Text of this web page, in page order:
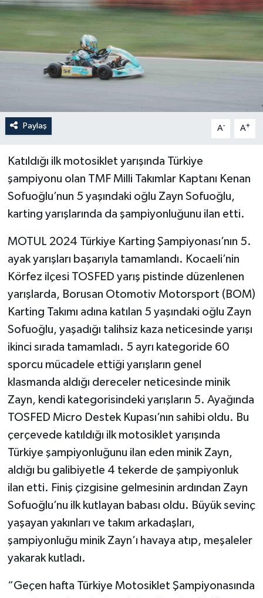
Paylaş A- A+
Katıldığı ilk motosiklet yarışında Türkiye
şampiyonu olan TMF Milli Takımlar Kaptanı Kenan
Sofuoğlu’nun 5 yaşındaki oğlu Zayn Sofuoğlu,
karting yarışlarında da şampiyonluğunu ilan etti.
MOTUL 2024 Türkiye Karting Şampiyonası’nın 5.
ayak yarışları başarıyla tamamlandı. Kocaeli’nin
Körfez ilçesi TOSFED yarış pistinde düzenlenen
yarışlarda, Borusan Otomotiv Motorsport (BOM)
Karting Takımı adına katılan 5 yaşındaki oğlu Zayn
Sofuoğlu, yaşadığı talihsiz kaza neticesinde yarışı
ikinci sırada tamamladı. 5 ayrı kategoride 60
sporcu mücadele ettiği yarışların genel
klasmanda aldığı dereceler neticesinde minik
Zayn, kendi kategorisindeki yarışların 5. Ayağında
TOSFED Micro Destek Kupası’nın sahibi oldu. Bu
çerçevede katıldığı ilk motosiklet yarışında
Türkiye şampiyonluğunu ilan eden minik Zayn,
aldığı bu galibiyetle 4 tekerde de şampiyonluk
ilan etti. Finiş çizgisine gelmesinin ardından Zayn
Sofuoğlu’nu ilk kutlayan babası oldu. Büyük sevinç
yaşayan yakınları ve takım arkadaşları,
şampiyonluğu minik Zayn’ı havaya atıp, meşaleler
yakarak kutladı.
“Geçen hafta Türkiye Motosiklet Şampiyonasında